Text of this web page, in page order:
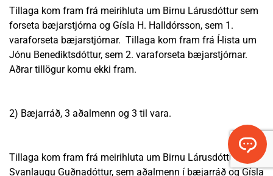
Tillaga kom fram frá meirihluta um Birnu Lárusdóttur sem
forseta bæjarstjórna og Gísla H. Halldórsson, sem 1.
varaforseta bæjarstjórnar. Tillaga kom fram frá Í-lista um
Jónu Benediktsdóttur, sem 2. varaforseta bæjarstjórnar.
Aðrar tillögur komu ekki fram.
2) Bæjarráð, 3 aðalmenn og 3 til vara.
Tillaga kom fram frá meirihluta um Birnu Lárusdóttur og
Svanlaugu Guðnadóttur, sem aðalmenn í bæjarráð og Gísla